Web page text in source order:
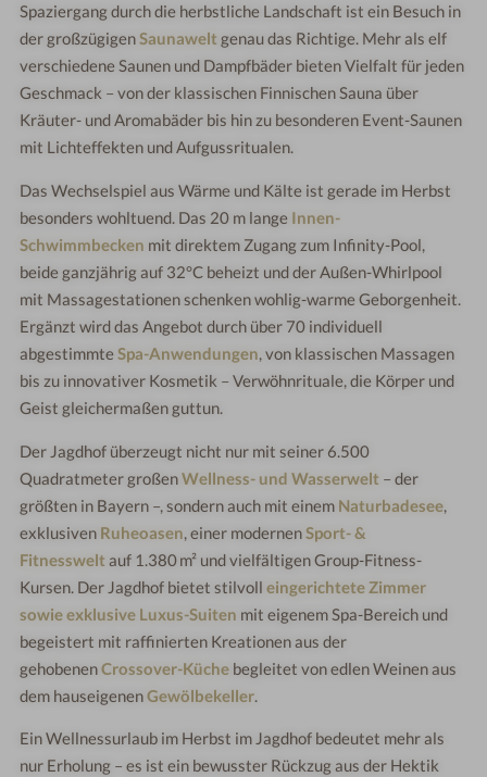
Spaziergang durch die herbstliche Landschaft ist ein Besuch in
der großzügigenSaunawelt genau das Richtige. Mehr als elf
verschiedene Saunen und Dampfbäder bieten Vielfalt für jeden
Geschmack – von der klassischen Finnischen Sauna über
Kräuter- und Aromabäder bis hin zu besonderen Event-Saunen
mit Lichteffekten und Aufgussritualen.
Das Wechselspiel aus Wärme und Kälte ist gerade im Herbst
besonders wohltuend. Das 20 m lange Innen-
Schwimmbecken mit direktem Zugang zum Infinity-Pool,
beide ganzjährig auf 32°C beheizt und der Außen-Whirlpool
mit Massagestationen schenken wohlig-warme Geborgenheit.
Ergänzt wird das Angebot durch über 70 individuell
abgestimmteSpa-Anwendungen, von klassischen Massagen
bis zu innovativer Kosmetik – Verwöhnrituale, die Körper und
Geist gleichermaßen guttun.
Der Jagdhof überzeugt nicht nur mit seiner 6.500
Quadratmeter großenWellness- und Wasserwelt – der
größten in Bayern –, sondern auch mit einem Naturbadesee,
exklusiven Ruheoasen, einer modernenSport- &
Fitnesswelt auf 1.380 m² und vielfältigen Group-Fitness-
Kursen. Der Jagdhof bietet stilvolleingerichtete Zimmer
sowie exklusive Luxus-Suiten mit eigenem Spa-Bereich und
begeistert mit raffinierten Kreationen aus der
gehobenenCrossover-Küche begleitet von edlen Weinen aus
dem hauseigenenGewölbekeller.
Ein Wellnessurlaub im Herbst im Jagdhof bedeutet mehr als
nur Erholung – es ist ein bewusster Rückzug aus der Hektik